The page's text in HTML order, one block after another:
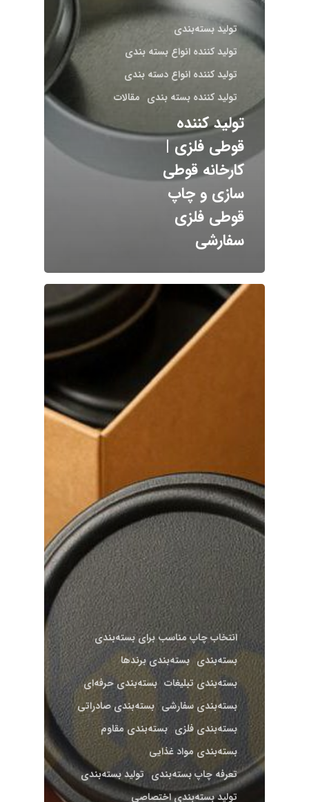
تولید بسته‌بندی
تولید کننده انواع بسته بندی
تولید کننده انواع دسته بندی
تولید کننده بسته بندی مقالات
تولید کننده
قوطی فلزی |
کارخانه قوطی
سازی و چاپ
قوطی فلزی
سفارشی
انتخاب چاپ مناسب برای بسته‌بندی
بسته‌بندی بسته‌بندی برندها
بسته‌بندی تبلیغات بسته‌بندی حرفه‌ای
بسته‌بندی سفارشی بسته‌بندی صادراتی
بسته‌بندی فلزی بسته‌بندی مقاوم
بسته‌بندی مواد غذایی
تعرفه چاپ بسته‌بندی تولید بسته‌بندی
تولید بسته‌بندی اختصاصی